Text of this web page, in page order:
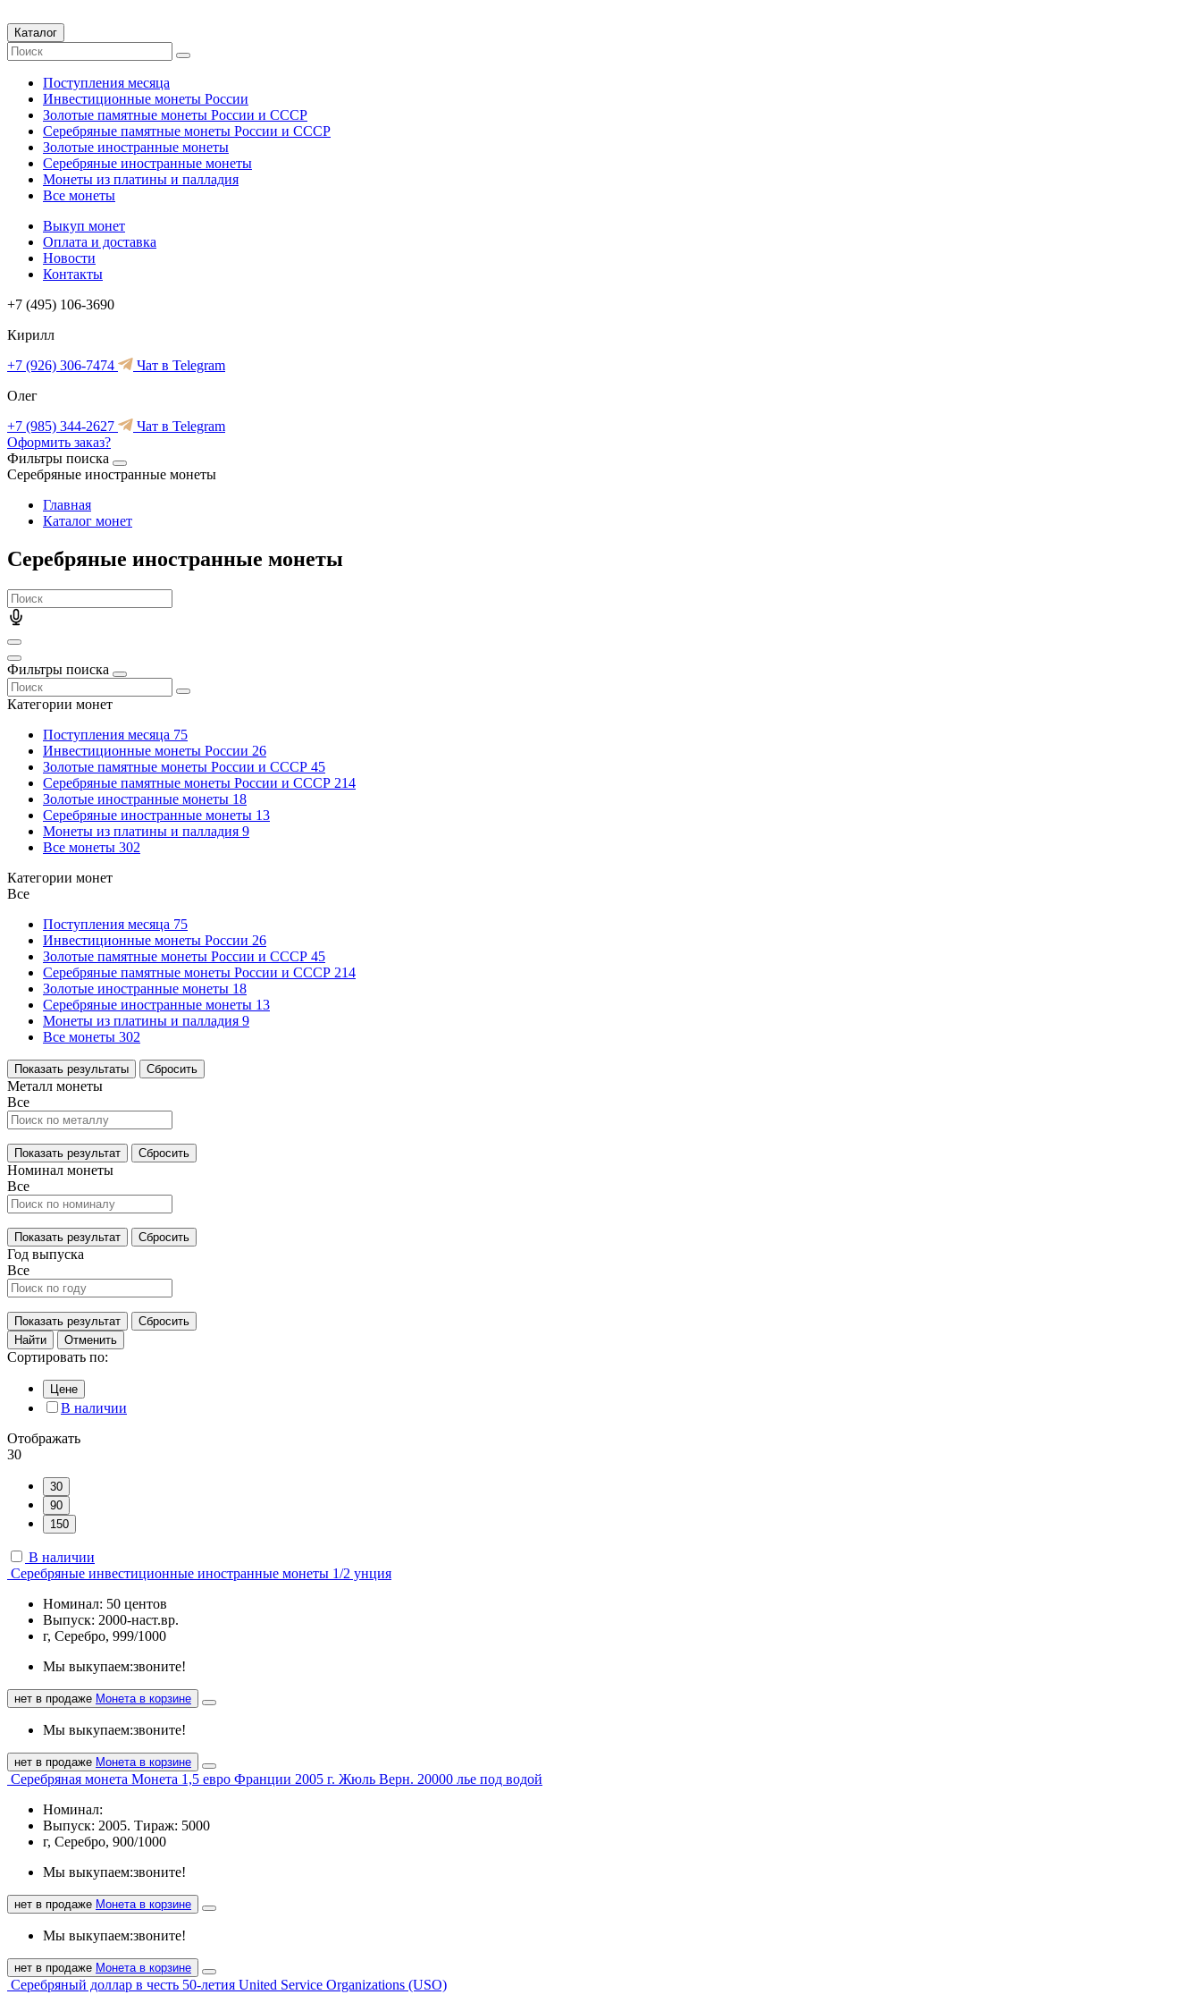
Каталог
Поступления месяца
Инвестиционные монеты России
Золотые памятные монеты России и СССР
Серебряные памятные монеты России и СССР
Золотые иностранные монеты
Серебряные иностранные монеты
Монеты из платины и палладия
Все монеты
Выкуп монет
Оплата и доставка
Новости
Контакты
+7 (495) 106-3690
Кирилл
+7 (926) 306-7474
Чат в Telegram
Олег
+7 (985) 344-2627
Чат в Telegram
Оформить заказ?
Фильтры поиска
Серебряные иностранные монеты
Главная
Каталог монет
Серебряные иностранные монеты
Фильтры поиска
Категории монет
Поступления месяца 75
Инвестиционные монеты России 26
Золотые памятные монеты России и СССР 45
Серебряные памятные монеты России и СССР 214
Золотые иностранные монеты 18
Серебряные иностранные монеты 13
Монеты из платины и палладия 9
Все монеты 302
Категории монет
Все
Поступления месяца 75
Инвестиционные монеты России 26
Золотые памятные монеты России и СССР 45
Серебряные памятные монеты России и СССР 214
Золотые иностранные монеты 18
Серебряные иностранные монеты 13
Монеты из платины и палладия 9
Все монеты 302
Показать результаты Сбросить
Металл монеты
Все
Показать результат Сбросить
Номинал монеты
Все
Показать результат Сбросить
Год выпуска
Все
Показать результат
Сбросить
Найти
Отменить
Сортировать по:
Цене
В наличии
Отображать
30
30
90
150
В наличии
Серебряные инвестиционные иностранные монеты 1/2 унция
Номинал: 50 центов
Выпуск: 2000-наст.вр.
г, Серебро, 999/1000
Мы выкупаем:звоните!
нет в продаже Монета в корзине
Мы выкупаем:звоните!
нет в продаже Монета в корзине
Серебряная монета Монета 1,5 евро Франции 2005 г. Жюль Верн. 20000 лье под водой
Номинал:
Выпуск: 2005. Тираж: 5000
г, Серебро, 900/1000
Мы выкупаем:звоните!
нет в продаже Монета в корзине
Мы выкупаем:звоните!
нет в продаже Монета в корзине
Серебряный доллар в честь 50‑летия United Service Organizations (USO)